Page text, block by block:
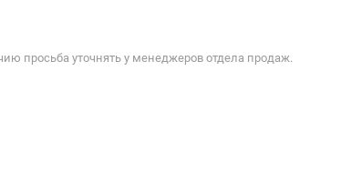
просьба уточнять у менеджеров отдела продаж.